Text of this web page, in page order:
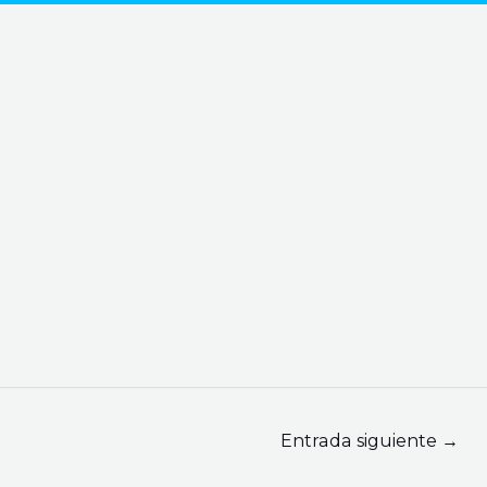
Entrada siguiente →